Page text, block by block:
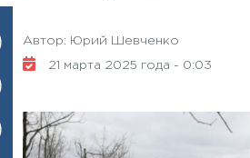
Автор: Юрий Шевченко
21 марта 2025 года - 0:03